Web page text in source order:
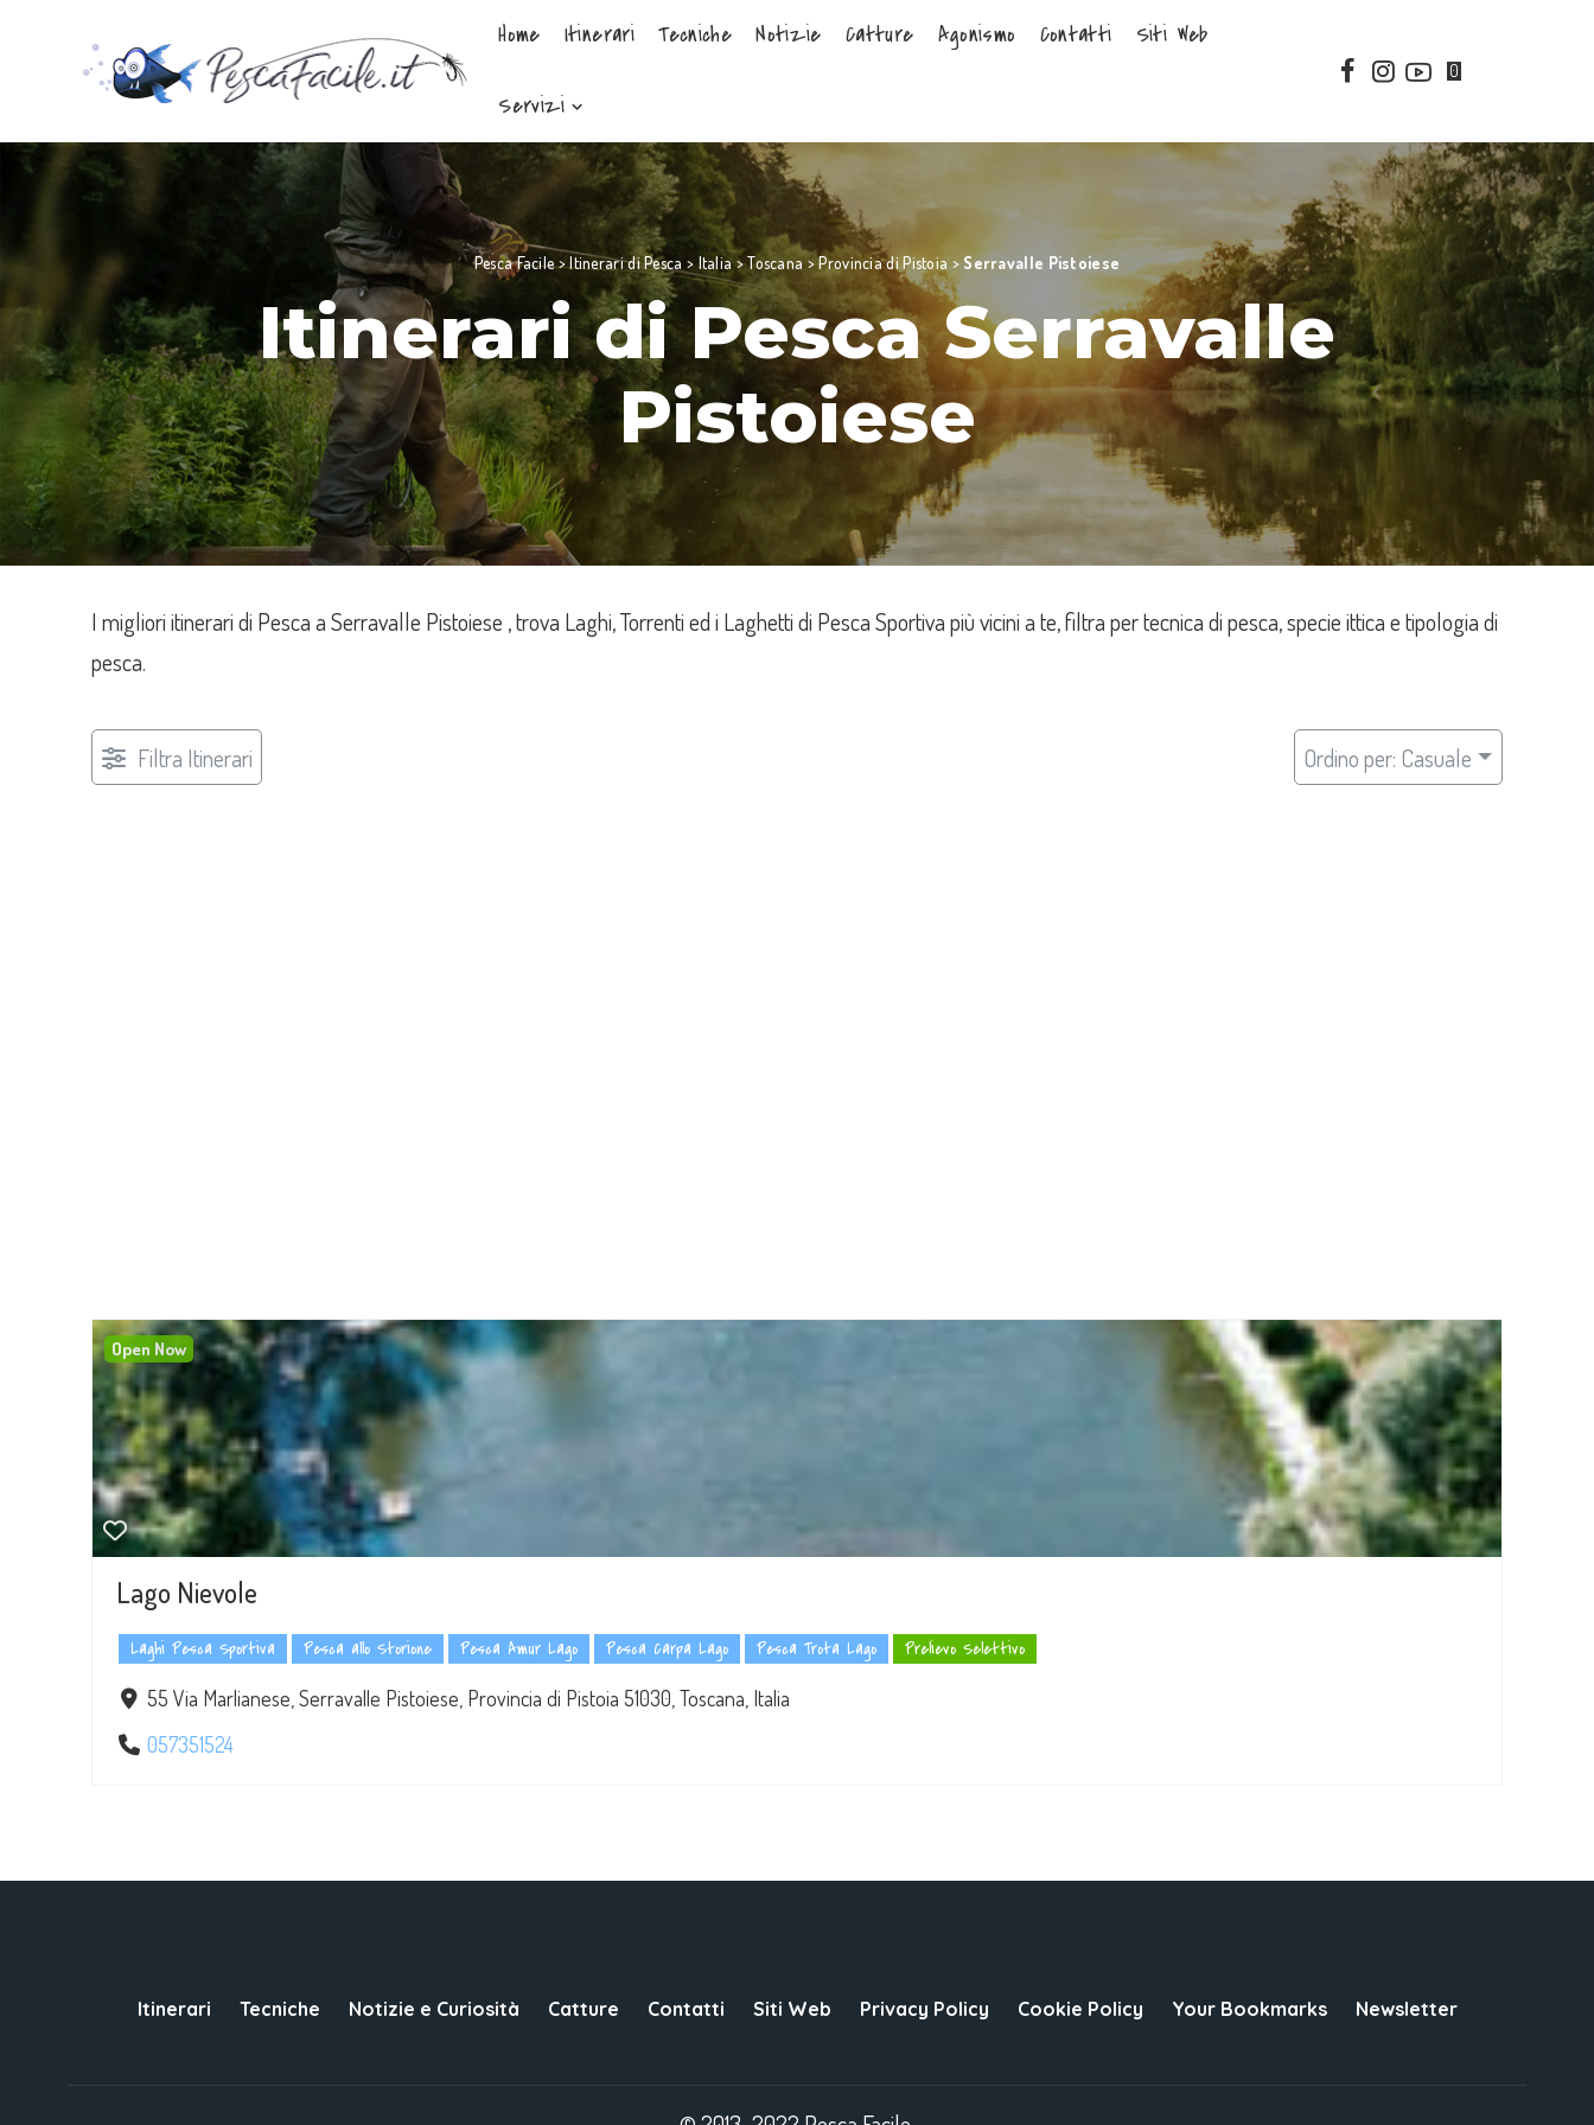
Home Itinerari Tecniche Notizie Catture Agonismo Contatti Siti Web
Servizi
0
Pesca Facile>Itinerari di Pesca >Italia>Toscana>Provincia di Pistoia>Serravalle Pistoiese
Itinerari di Pesca Serravalle
Pistoiese
I migliori itinerari di Pesca a Serravalle Pistoiese , trova Laghi, Torrenti ed i Laghetti di Pesca Sportiva più vicini a te, filtra per tecnica di pesca, specie ittica e tipologia di
pesca.
Filtra Itinerari Ordino per: Casuale
Lago Nievole
Laghi Pesca Sportiva Pesca allo Storione Pesca Amur Lago Pesca Carpa Lago Pesca Trota Lago Prelievo Selettivo
55 Via Marlianese, Serravalle Pistoiese, Provincia di Pistoia 51030, Toscana, Italia
057351524
Open Now
Itinerari Tecniche Notizie e Curiosità Catture Contatti Siti Web Privacy Policy Cookie Policy Your Bookmarks Newsletter